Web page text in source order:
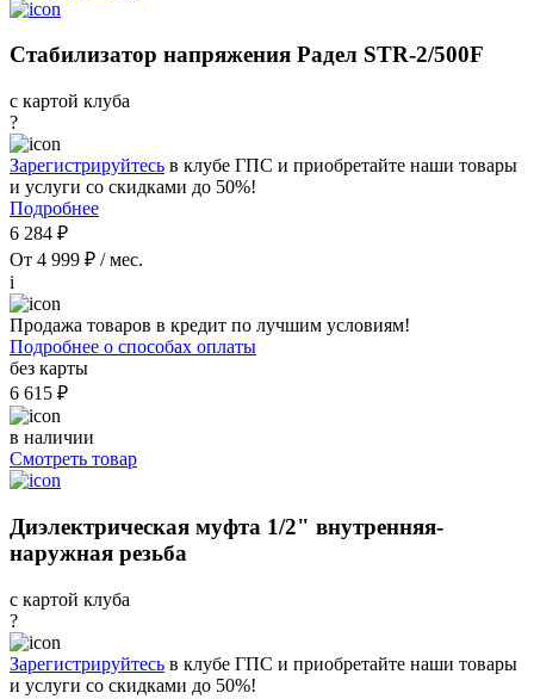
Стабилизатор напряжения Радел STR-2/500F
с картой клуба
?
Зарегистрируйтесь в клубе ГПС и приобретайте наши товары
и услуги со скидками до 50%!
Подробнее
6 284 ₽
От 4 999 ₽ / мес.
i
Продажа товаров в кредит по лучшим условиям!
Подробнее о способах оплаты
без карты
6 615 ₽
в наличии
Смотреть товар
Диэлектрическая муфта 1/2" внутренняя-
наружная резьба
с картой клуба
?
Зарегистрируйтесь в клубе ГПС и приобретайте наши товары
и услуги со скидками до 50%!